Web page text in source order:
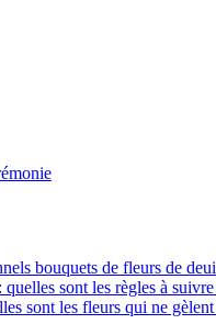
bouquets de fleurs de
sont les règles à
sont les fleurs qui ne gèlent